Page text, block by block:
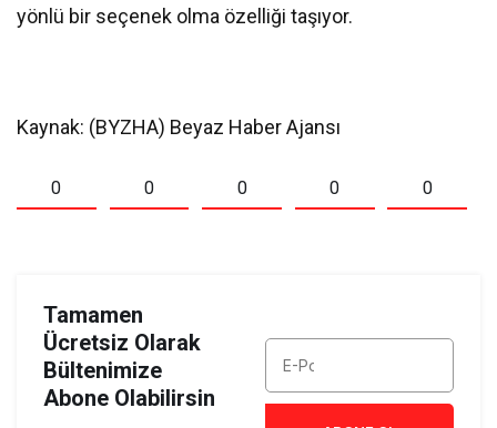
yönlü bir seçenek olma özelliği taşıyor.
Kaynak: (BYZHA) Beyaz Haber Ajansı
0 0 0 0 0
Tamamen
Ücretsiz Olarak
Bültenimize
Abone Olabilirsin